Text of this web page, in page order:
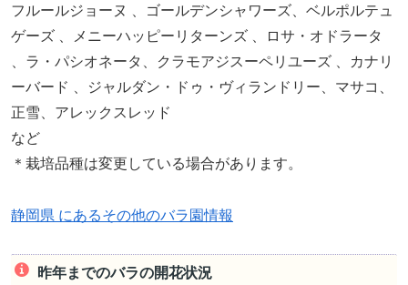
フルールジョーヌ 、ゴールデンシャワーズ、ベルポルテュ
ゲーズ 、メニーハッピーリターンズ 、ロサ・オドラータ
、ラ・パシオネータ、クラモアジスーペリユーズ 、カナリ
ーバード 、ジャルダン・ドゥ・ヴィランドリー、マサコ、
正雪、アレックスレッド
など
＊栽培品種は変更している場合があります。
静岡県 にあるその他のバラ園情報
昨年までのバラの開花状況